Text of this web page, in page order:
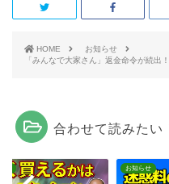
HOME
お知らせ
「みんなで大家さん」返金命令が続出
合わせて読みたい
お知らせ